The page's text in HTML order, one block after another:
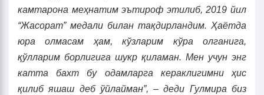
камтарона меҳнатим эътироф этилиб, 2019 йил
“Жасорат” медали билан тақдирландим. Ҳаётда
юра олмасам ҳам, кўзларим кўра олганига,
қўлларим борлигига шукр қиламан. Мен учун энг
катта бахт бу одамларга кераклигимни ҳис
қилиб яшаш деб ўйлайман”, – деди Гулмира биз